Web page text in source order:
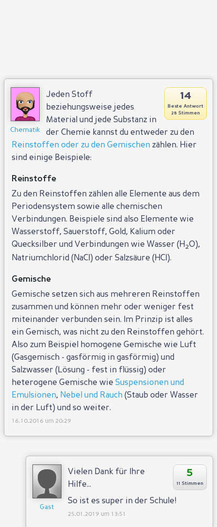
Chematik
14
Beste Antwort
28 Stimmen
Jeden Stoff
beziehungsweise jedes
Material und jede Substanz in
der Chemie kannst du entweder zu den
Reinstoffen oder zu den Gemischen zählen. Hier
sind einige Beispiele:
Reinstoffe
Zu den Reinstoffen zählen alle Elemente aus dem
Periodensystem sowie alle chemischen
Verbindungen. Beispiele sind also Elemente wie
Wasserstoff, Sauerstoff, Gold, Kalium oder
Quecksilber und Verbindungen wie Wasser (H 2O),
Natriumchlorid (NaCl) oder Salzsäure (HCl).
Gemische
Gemische setzen sich aus mehreren Reinstoffen
zusammen und können mehr oder weniger fest
miteinander verbunden sein. Im Prinzip ist alles
ein Gemisch, was nicht zu den Reinstoffen gehört.
Also zum Beispiel homogene Gemische wie Luft
(Gasgemisch - gasförmig in gasförmig) und
Salzwasser (Lösung - fest in flüssig) oder
heterogene Gemische wieSuspensionen und
Emulsionen, Nebel und Rauch (Staub oder Wasser
in der Luft) und so weiter.
16.10.2016 um 20:29
Gast
5
11 Stimmen
Vielen Dank für Ihre
Hilfe...
So ist es super in der Schule!
25.01.2019 um 13:51